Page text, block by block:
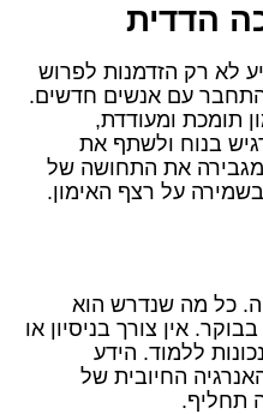
הדדית
לא רק הזדמנות לפרוש
עם אנשים חדשים.
תומכת ומעודדת,
בנוח ולשתף את
מגבירה את התחושה של
כל מה שנדרש הוא
אין צורך בניסיון או
ללמוד. הידע
החיובית של
תחליף.